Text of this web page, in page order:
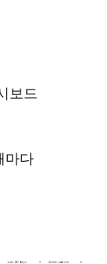
보드
마다